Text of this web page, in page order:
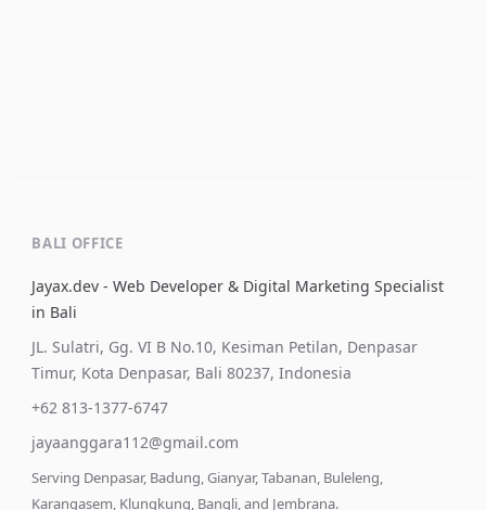
BALI OFFICE
Jayax.dev - Web Developer & Digital Marketing Specialist
in Bali
JL. Sulatri, Gg. VI B No.10, Kesiman Petilan, Denpasar
Timur, Kota Denpasar, Bali 80237, Indonesia
+62 813-1377-6747
jayaanggara112@gmail.com
Serving Denpasar, Badung, Gianyar, Tabanan, Buleleng,
Karangasem, Klungkung, Bangli, and Jembrana.